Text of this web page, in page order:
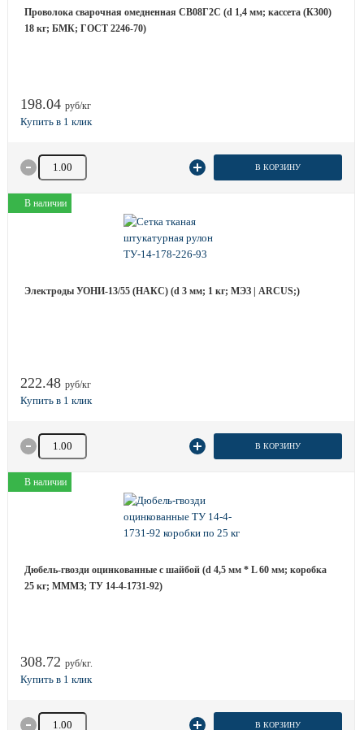
Проволока сварочная омедненная СВ08Г2С (d 1,4 мм; кассета (К300)
18 кг; БМК; ГОСТ 2246-70)
198.04 руб/кг
Количество товара В КОРЗИНУ
В наличии
Электроды УОНИ-13/55 (НАКС) (d 3 мм; 1 кг; МЭЗ | ARCUS;)
222.48 руб/кг
Количество товара В КОРЗИНУ
В наличии
Дюбель-гвозди оцинкованные с шайбой (d 4,5 мм * L 60 мм; коробка
25 кг; МММЗ; ТУ 14-4-1731-92)
308.72 руб/кг.
Количество товара В КОРЗИНУ